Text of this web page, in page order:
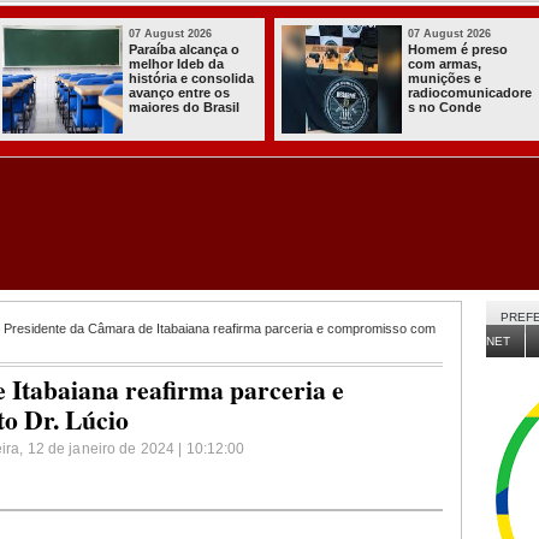
03 August 2026
Itabaiana entregou
a primeira Cozinha
Comunitária
Solidária a
Comunidade do
Almir Muniz
03
da
de 30
para
da Câmara de Itabaiana reafirma parceria e compromisso com
Itabaiana reafirma parceria e
Dr. Lúcio
12 de janeiro de 2024 | 10:12:00
NET